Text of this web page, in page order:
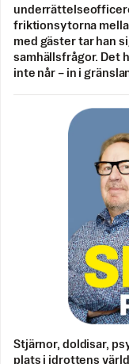
friktionsytorna
med gäster tar han
samhällsfrågor. Det
inte når – in i
Stjärnor, doldisar,
plats i idrottens